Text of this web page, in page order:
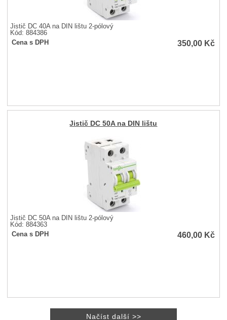
Jistič DC 40A na DIN lištu 2-pólový
Kód: 884386
Cena s DPH
350,00 Kč
Jistič DC 50A na DIN lištu
Jistič DC 50A na DIN lištu 2-pólový
Kód: 884363
Cena s DPH
460,00 Kč